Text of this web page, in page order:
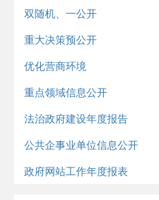
双随机、一公开
重大决策预公开
优化营商环境
重点领域信息公开
法治政府建设年度报告
公共企事业单位信息公开
政府网站工作年度报表